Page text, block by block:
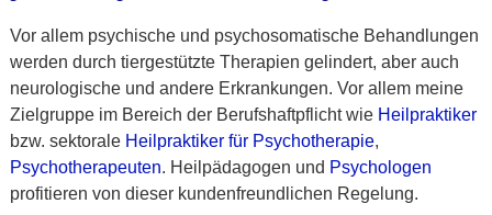
Vor allem psychische und psychosomatische Behandlungen
werden durch tiergestützte Therapien gelindert, aber auch
neurologische und andere Erkrankungen. Vor allem meine
Zielgruppe im Bereich der Berufshaftpflicht wie Heilpraktiker
bzw. sektorale Heilpraktiker für Psychotherapie,
Psychotherapeuten. Heilpädagogen und Psychologen
profitieren von dieser kundenfreundlichen Regelung.